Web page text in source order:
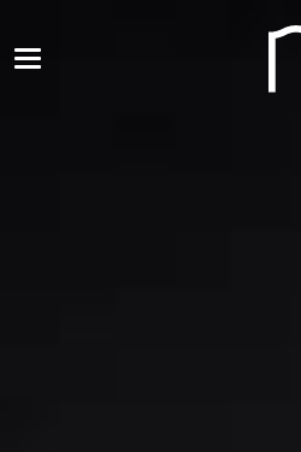
Toggle navigation